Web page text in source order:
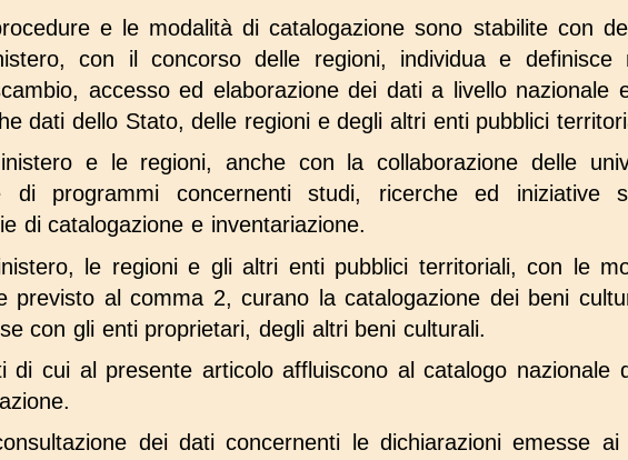
e le modalità di catalogazione sono stabilite con
con il concorso delle regioni, individua e definisce
accesso ed elaborazione dei dati a livello nazionale
dati dello Stato, delle regioni e degli altri enti pubblici
e le regioni, anche con la collaborazione delle
di programmi concernenti studi, ricerche ed iniziative
di catalogazione e inventariazione.
le regioni e gli altri enti pubblici territoriali, con le
previsto al comma 2, curano la catalogazione dei beni
con gli enti proprietari, degli altri beni culturali.
di cui al presente articolo affluiscono al catalogo nazionale
dei dati concernenti le dichiarazioni emesse ai